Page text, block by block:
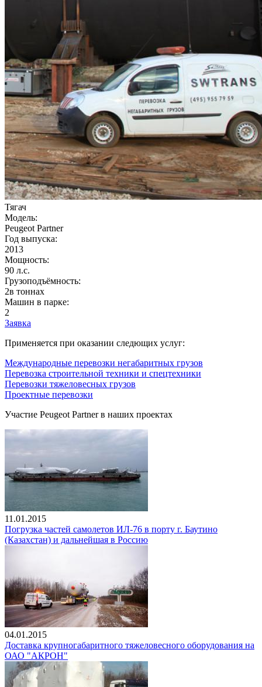
Тягач
Модель:
Peugeot Partner
Год выпуска:
2013
Мощность:
90 л.с.
Грузоподъёмность:
2в тоннах
Машин в парке:
2
Заявка
Применяется при оказании следющих услуг:
Международные перевозки негабаритных грузов
Перевозка строительной техники и спецтехники
Перевозки тяжеловесных грузов
Проектные перевозки
Участие Peugeot Partner в наших проектах
11.01.2015
Погрузка частей самолетов ИЛ-76 в порту г. Баутино
(Казахстан) и дальнейшая в Россию
04.01.2015
Доставка крупногабаритного тяжеловесного оборудования на
ОАО "АКРОН"